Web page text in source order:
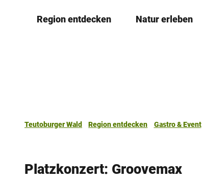
Region entdecken Natur erleben
Teutoburger Wald Region entdecken Gastro & Event
Platzkonzert: Groovemax